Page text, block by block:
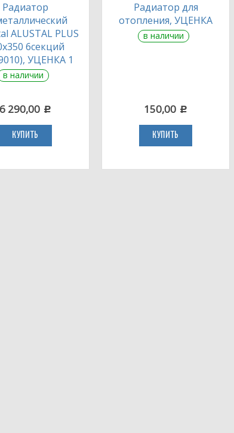
Радиатор
ALUSTAL PLUS
6секций
УЦЕНКА 1
в наличии
6 290,00 c
КУПИТЬ
Радиатор для
отопления, УЦЕНКА
в наличии
150,00 c
КУПИТЬ